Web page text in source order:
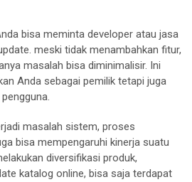
bisa meminta developer atau jasa
meski tidak menambahkan fitur,
masalah bisa diminimalisir. Ini
Anda sebagai pemilik tetapi juga
masalah sistem, proses
bisa mempengaruhi kinerja suatu
diversifikasi produk,
katalog online, bisa saja terdapat